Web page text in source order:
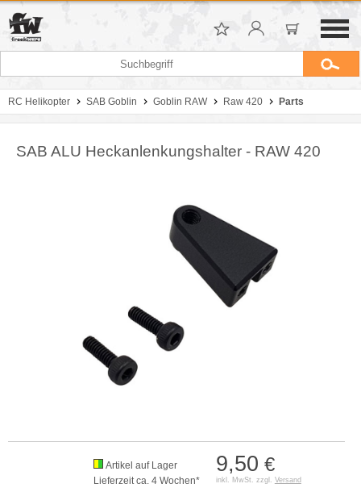
RC Helikopter SAB Goblin Goblin RAW Raw 420 Parts
SAB ALU Heckanlenkungshalter - RAW 420
9,50 €
inkl. MwSt. zzgl. Versand
Artikel auf Lager
Lieferzeit ca. 4 Wochen*